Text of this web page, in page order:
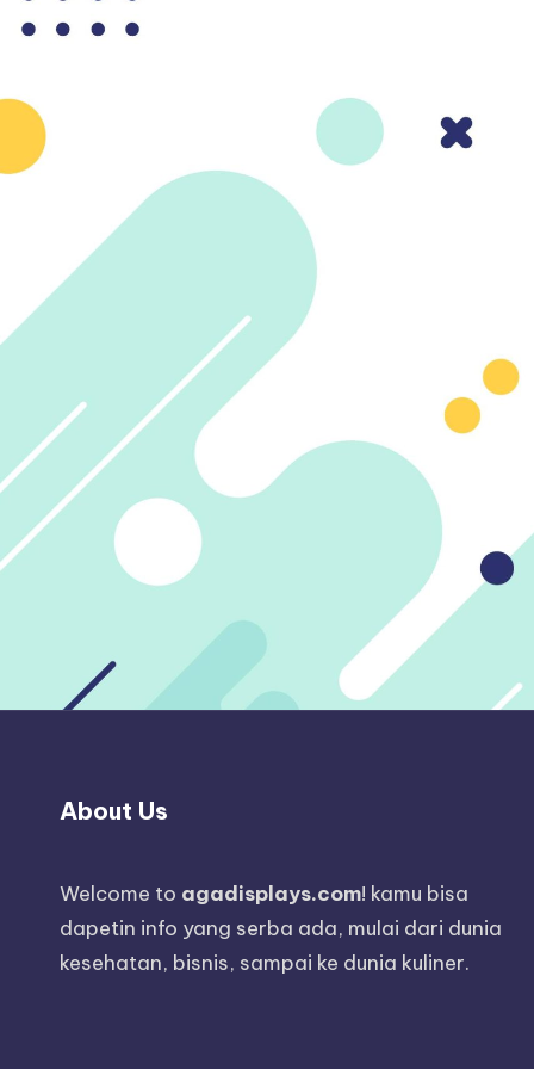
About Us
Welcome to agadisplays.com! kamu bisa
dapetin info yang serba ada, mulai dari dunia
kesehatan, bisnis, sampai ke dunia kuliner.